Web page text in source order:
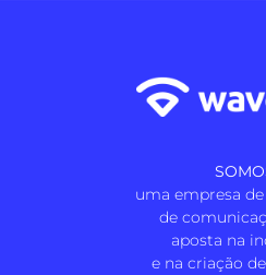
uma empresa
de
aposta na
e na criação